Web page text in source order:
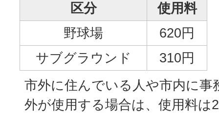
区分
使用料
野球場
620円
サブグラウンド
310円
市外に住んでいる人や市内に事
外が使用する場合は、使用料は